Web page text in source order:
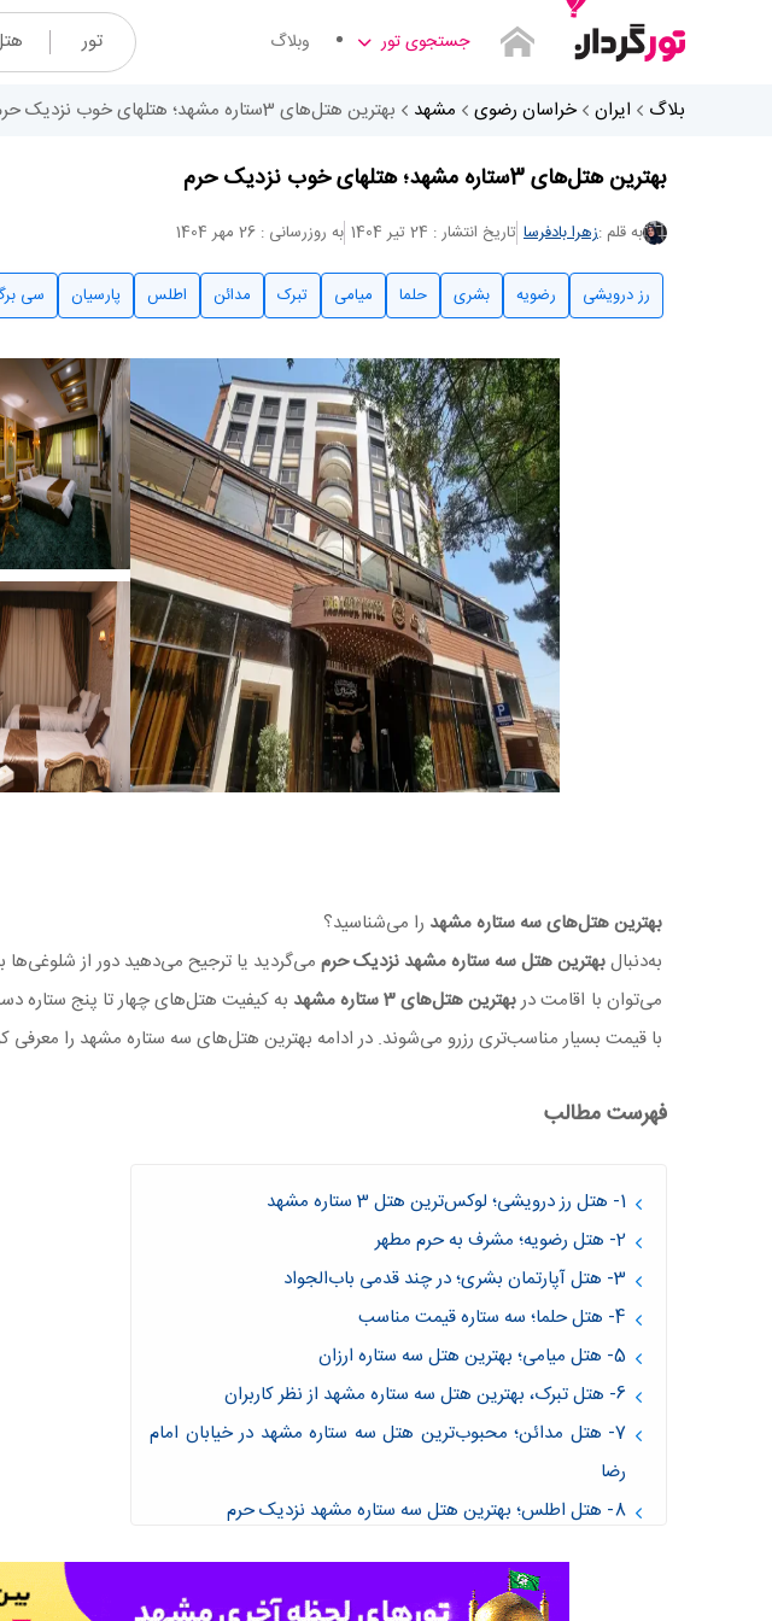
جستجوی تور وبلاگ تور
بلاگ ایران خراسان رضوی مشهد بهترین هتل‌های 3ستاره مشهد؛ هتلهای خوب نزدیک حرم
بهترین هتل‌های 3ستاره مشهد؛ هتلهای خوب نزدیک حرم
به قلم :زهرا بادفرسا تاریخ انتشار : 24 تیر 1404 به روزرسانی : 26 مهر 1404
رز درویشی رضویه بشری حلما میامی تبرک مدائن اطلس پارسیان سی
بهترین هتل‌‌های سه ستاره مشهد را می‌شناسید؟
به‌دنبالبهترین هتل سه ستاره مشهد نزدیک حرممی‌گردید یا ترجیح می‌دهید دور از شلوغی‌ها
می‌توان با اقامت دربهترین هتل‌های 3 ستاره مشهد به کیفیت هتل‌های چهار تا پنج ستاره
با قیمت بسیار مناسب‌تری رزرو می‌شوند. در ادامه بهترین هتل‌های سه ستاره مشهد را معرفی
فهرست مطالب
1- هتل رز درویشی؛ لوکس‌ترین هتل 3 ستاره مشهد
2- هتل رضویه؛ مشرف به حرم مطهر
3- هتل آپارتمان بشری؛ در چند قدمی باب‌الجواد
4- هتل حلما؛ سه ستاره قیمت مناسب
5- هتل میامی؛ بهترین هتل سه ستاره ارزان
6- هتل تبرک، بهترین هتل سه ستاره مشهد از نظر کاربران
7- هتل مدائن؛ محبوب‌ترین هتل سه ستاره مشهد در خیابان امام
رضا
8- هتل اطلس؛ بهترین هتل سه ستاره مشهد نزدیک حرم
هتل پارسیان مشهد؛ سه ستاره و سلف سرویس